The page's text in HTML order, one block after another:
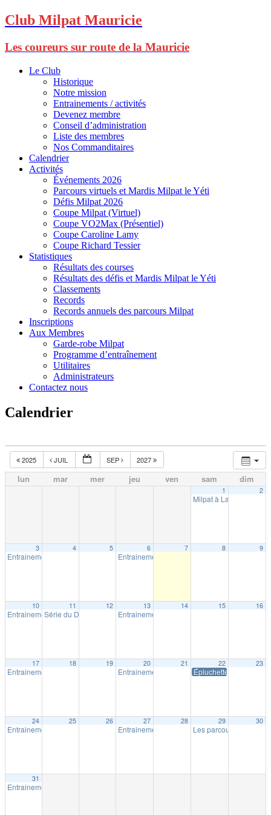
Club Milpat Mauricie
Les coureurs sur route de la Mauricie
Le Club
Historique
Notre mission
Entrainements / activités
Devenez membre
Conseil d’administration
Liste des membres
Nos Commanditaires
Calendrier
Activités
Événements 2026
Parcours virtuels et Mardis Milpat le Yéti
Défis Milpat 2026
Coupe Milpat (Virtuel)
Coupe VO2Max (Présentiel)
Coupe Caroline Lamy
Coupe Richard Tessier
Statistiques
Résultats des courses
Résultats des défis et Mardis Milpat le Yéti
Classements
Records
Records annuels des parcours Milpat
Inscriptions
Aux Membres
Garde-robe Milpat
Programme d’entraînement
Utilitaires
Administrateurs
Contactez nous
Calendrier
2025 JUIL SEP 2027
lun mar mer jeu ven sam dim
1
Milpat à La Tuque
2
3
Entrainement extérieur à Shawinigan18:30
4 5 6
Entrainement extérieur à Shawinigan
7 8 9
10
Entrainement extérieur à Shawinigan18:30
11
Série du Diable – Saison 19 – Course # 4
12 13
Entrainement extérieur à Shawinigan
14 15 16
17
Entrainement extérieur à Shawinigan18:30
18 19 20
Entrainement extérieur à Shawinigan
21 22
Épluchette Milpat
23
24
Entrainement extérieur à Shawinigan18:30
25 26 27
Entrainement extérieur à Shawinigan
28 29
Les parcours Milpat
30
31
Entrainement extérieur à Shawinigan